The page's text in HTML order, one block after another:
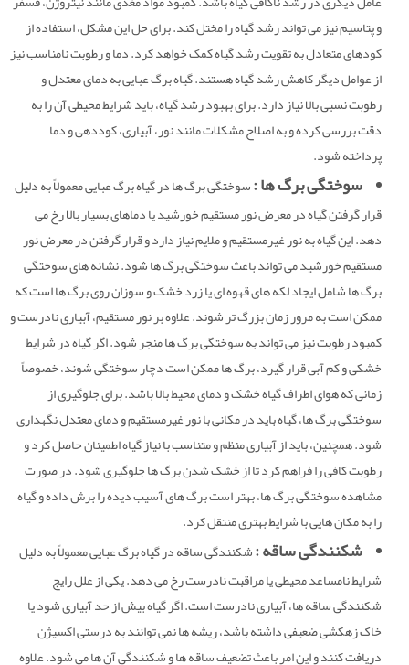
و پتاسیم نیز می تواند رشد گیاه را مختل کند. برای حل این مشکل، استفاده از
کودهای متعادل به تقویت رشد گیاه کمک خواهد کرد. دما و رطوبت نامناسب نیز
از عوامل دیگر کاهش رشد گیاه هستند. گیاه برگ عبایی به دمای معتدل و
رطوبت نسبی بالا نیاز دارد. برای بهبود رشد گیاه، باید شرایط محیطی آن را به
دقت بررسی کرده و به اصلاح مشکلات مانند نور، آبیاری، کوددهی و دما
پرداخته شود.
سوختگی برگ ها :سوختگی برگ ها در گیاه برگ عبایی معمولاً به دلیل
قرار گرفتن گیاه در معرض نور مستقیم خورشید یا دماهای بسیار بالا رخ می
دهد. این گیاه به نور غیرمستقیم و ملایم نیاز دارد و قرار گرفتن در معرض نور
مستقیم خورشید می تواند باعث سوختگی برگ ها شود. نشانه های سوختگی
برگ ها شامل ایجاد لکه های قهوه ای یا زرد خشک و سوزان روی برگ ها است که
ممکن است به مرور زمان بزرگ تر شوند. علاوه بر نور مستقیم، آبیاری نادرست و
کمبود رطوبت نیز می تواند به سوختگی برگ ها منجر شود. اگر گیاه در شرایط
خشکی و کم آبی قرار گیرد، برگ ها ممکن است دچار سوختگی شوند، خصوصاً
زمانی که هوای اطراف گیاه خشک و دمای محیط بالا باشد. برای جلوگیری از
سوختگی برگ ها، گیاه باید در مکانی با نور غیرمستقیم و دمای معتدل نگهداری
شود. همچنین، باید از آبیاری منظم و متناسب با نیاز گیاه اطمینان حاصل کرد و
رطوبت کافی را فراهم کرد تا از خشک شدن برگ ها جلوگیری شود. در صورت
مشاهده سوختگی برگ ها، بهتر است برگ های آسیب دیده را برش داده و گیاه
را به مکان هایی با شرایط بهتری منتقل کرد.
شکنندگی ساقه :شکنندگی ساقه در گیاه برگ عبایی معمولاً به دلیل
شرایط نامساعد محیطی یا مراقبت نادرست رخ می دهد. یکی از علل رایج
شکنندگی ساقه ها، آبیاری نادرست است. اگر گیاه بیش از حد آبیاری شود یا
خاک زهکشی ضعیفی داشته باشد، ریشه ها نمی توانند به درستی اکسیژن
دریافت کنند و این امر باعث تضعیف ساقه ها و شکنندگی آن ها می شود. علاوه